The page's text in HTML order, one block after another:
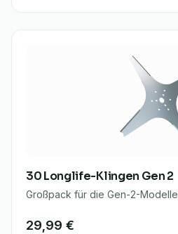
30 Longlife-Klingen Gen 2
Großpack für die Gen-2-Modelle
29,99 €